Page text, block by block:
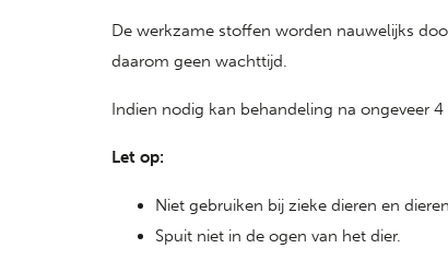
De werkzame stoffen worden nauwelijks
daarom geen wachttijd.
Indien nodig kan behandeling na ongeveer
Let op:
Niet gebruiken bij zieke dieren en
Spuit niet in de ogen van het dier.